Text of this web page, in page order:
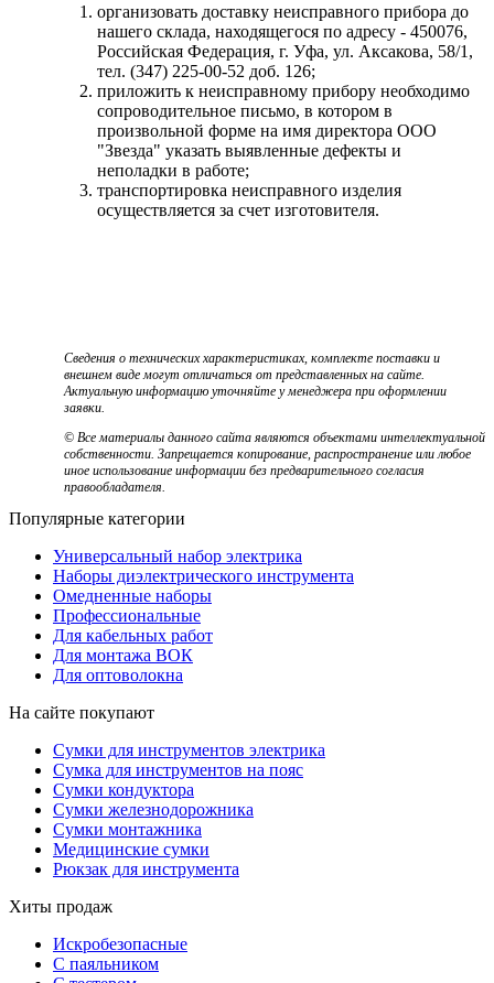
организовать доставку неисправного прибора до
нашего склада, находящегося по адресу - 450076,
Российская Федерация, г. Уфа, ул. Аксакова, 58/1,
тел. (347) 225-00-52 доб. 126;
приложить к неисправному прибору необходимо
сопроводительное письмо, в котором в
произвольной форме на имя директора ООО
"Звезда" указать выявленные дефекты и
неполадки в работе;
транспортировка неисправного изделия
осуществляется за счет изготовителя.
Сведения о технических характеристиках, комплекте поставки и
внешнем виде могут отличаться от представленных на сайте.
Актуальную информацию уточняйте у менеджера при оформлении
заявки.
© Все материалы данного сайта являются объектами интеллектуальной
собственности. Запрещается копирование, распространение или любое
иное использование информации без предварительного согласия
правообладателя.
Популярные категории
Универсальный набор электрика
Наборы диэлектрического инструмента
Омедненные наборы
Профессиональные
Для кабельных работ
Для монтажа ВОК
Для оптоволокна
На сайте покупают
Сумки для инструментов электрика
Сумка для инструментов на пояс
Сумки кондуктора
Сумки железнодорожника
Сумки монтажника
Медицинские сумки
Рюкзак для инструмента
Хиты продаж
Искробезопасные
С паяльником